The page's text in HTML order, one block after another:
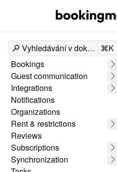
Vyhledávání v dokumentech
⌘K
Bookings
Guest communication
Integrations
Notifications
Organizations
Rent & restrictions
Reviews
Subscriptions
Synchronization